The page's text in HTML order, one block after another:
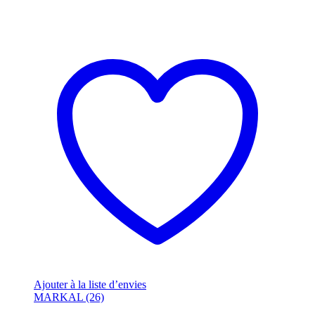
Ajouter à la liste d’envies
MARKAL (26)